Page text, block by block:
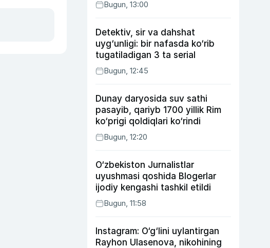
Bugun, 13:00
Detektiv, sir va dahshat
uyg‘unligi: bir nafasda ko‘rib
tugatiladigan 3 ta serial
Bugun, 12:45
Dunay daryosida suv sathi
pasayib, qariyb 1700 yillik Rim
ko‘prigi qoldiqlari ko‘rindi
Bugun, 12:20
O‘zbekiston Jurnalistlar
uyushmasi qoshida Blogerlar
ijodiy kengashi tashkil etildi
Bugun, 11:58
Instagram: O‘g‘lini uylantirgan
Rayhon Ulasenova, nikohining